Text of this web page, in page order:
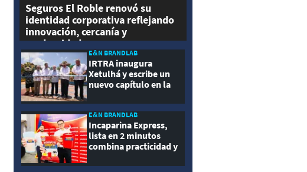
Seguros El Roble renovó su
identidad corporativa reflejando
innovación, cercanía y
modernidad
E&N BRANDLAB
IRTRA inaugura
Xetulhá y escribe un
nuevo capítulo en la
recreación de
Guatemala
E&N BRANDLAB
Incaparina Express,
lista en 2 minutos
combina practicidad y